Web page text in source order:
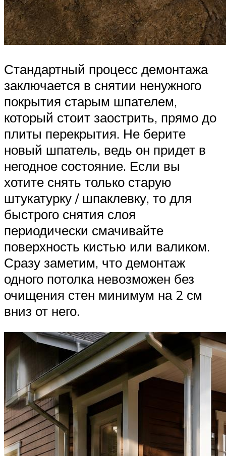
Стандартный процесс демонтажа
заключается в снятии ненужного
покрытия старым шпателем,
который стоит заострить, прямо до
плиты перекрытия. Не берите
новый шпатель, ведь он придет в
негодное состояние. Если вы
хотите снять только старую
штукатурку / шпаклевку, то для
быстрого снятия слоя
периодически смачивайте
поверхность кистью или валиком.
Сразу заметим, что демонтаж
одного потолка невозможен без
очищения стен минимум на 2 см
вниз от него.